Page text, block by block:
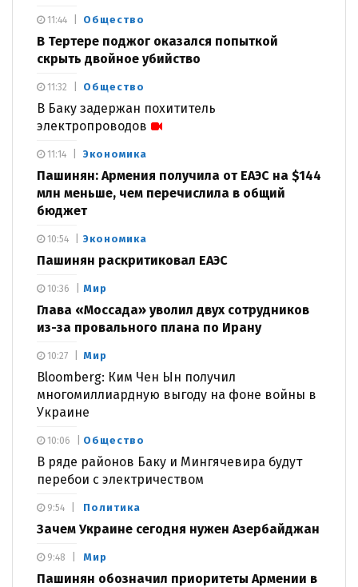
Общество
В Тертере поджог оказался попыткой
скрыть двойное убийство
11:44
Общество
В Баку задержан похититель
электропроводов
11:32
Экономика
Пашинян: Армения получила от ЕАЭС на $144
млн меньше, чем перечислила в общий
бюджет
11:14
Экономика
Пашинян раскритиковал ЕАЭС
10:54
Мир
Глава «Моссада» уволил двух сотрудников
из-за провального плана по Ирану
10:36
Мир
Bloomberg: Ким Чен Ын получил
многомиллиардную выгоду на фоне войны в
Украине
10:27
Общество
В ряде районов Баку и Мингячевира будут
перебои с электричеством
10:06
Политика
Зачем Украине сегодня нужен Азербайджан
9:54
Мир
Пашинян обозначил приоритеты Армении в
9:48